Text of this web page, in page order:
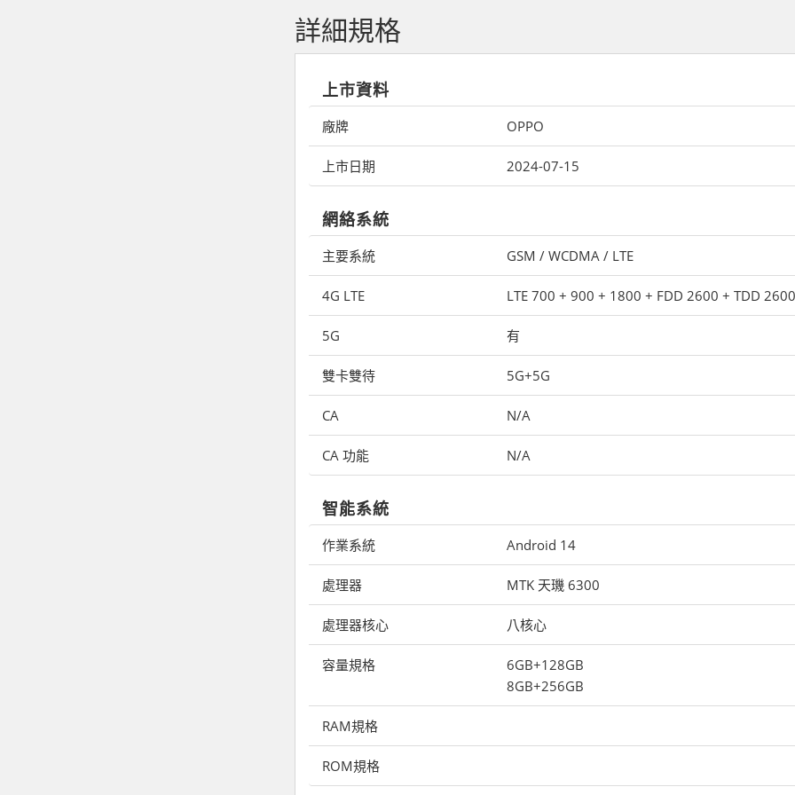
詳細規格
上市資料
廠牌 OPPO
上市日期 2024-07-15
網絡系統
主要系統 GSM / WCDMA / LTE
4G LTE LTE 700 + 900 + 1800 + FDD 2600 + TDD 2600
5G 有
雙卡雙待 5G+5G
CA N/A
CA 功能 N/A
智能系統
作業系統 Android 14
處理器 MTK 天璣 6300
處理器核心 八核心
容量規格
6GB+128GB
8GB+256GB
RAM規格
ROM規格